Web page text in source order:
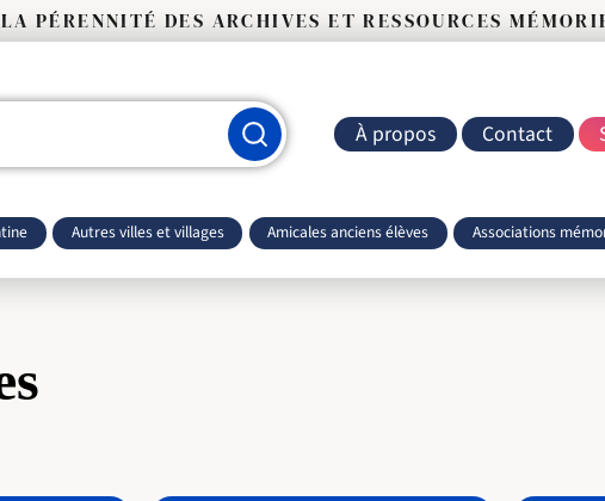
PÉRENNITÉ DES ARCHIVES ET RESSOURCES
À propos Contact
Autres villes et villages Amicales anciens élèves Associations